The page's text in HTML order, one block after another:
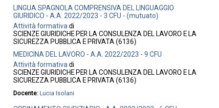
LINGUA SPAGNOLA COMPRENSIVA DEL LINGUAGGIO
GIURIDICO - A.A. 2022/2023 - 3 CFU - (mutuato)
Attività formativadi
SCIENZE GIURIDICHE PER LA CONSULENZA DEL LAVORO E LA
SICUREZZA PUBBLICA E PRIVATA (6136)
MEDICINA DEL LAVORO - A.A. 2022/2023 - 9 CFU
Attività formativadi
SCIENZE GIURIDICHE PER LA CONSULENZA DEL LAVORO E LA
SICUREZZA PUBBLICA E PRIVATA (6136)
Docente:Lucia Isolani